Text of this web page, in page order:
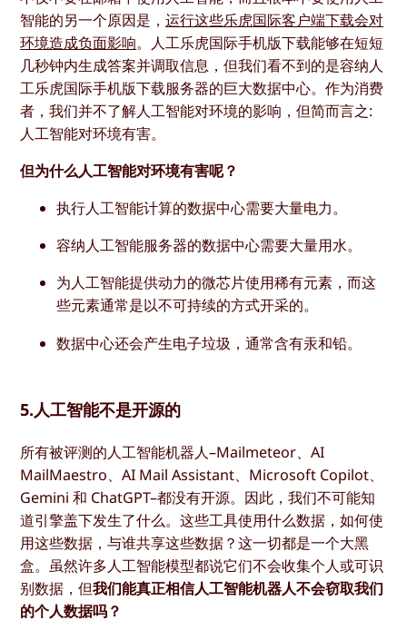
智能的另一个原因是，运行这些乐虎国际客户端下载会对
环境造成负面影响。人工乐虎国际手机版下载能够在短短
几秒钟内生成答案并调取信息，但我们看不到的是容纳人
工乐虎国际手机版下载服务器的巨大数据中心。作为消费
者，我们并不了解人工智能对环境的影响，但简而言之:
人工智能对环境有害。
但为什么人工智能对环境有害呢？
执行人工智能计算的数据中心需要大量电力。
容纳人工智能服务器的数据中心需要大量用水。
为人工智能提供动力的微芯片使用稀有元素，而这
些元素通常是以不可持续的方式开采的。
数据中心还会产生电子垃圾，通常含有汞和铅。
5.人工智能不是开源的
所有被评测的人工智能机器人–Mailmeteor、AI
MailMaestro、AI Mail Assistant、Microsoft Copilot、
Gemini 和 ChatGPT–都没有开源。因此，我们不可能知
道引擎盖下发生了什么。这些工具使用什么数据，如何使
用这些数据，与谁共享这些数据？这一切都是一个大黑
盒。虽然许多人工智能模型都说它们不会收集个人或可识
别数据，但我们能真正相信人工智能机器人不会窃取我们
的个人数据吗？